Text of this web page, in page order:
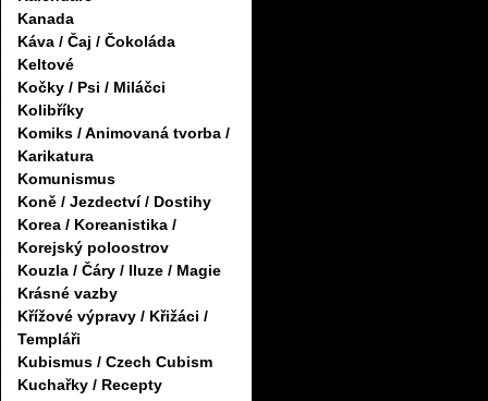
Kanada
Káva / Čaj / Čokoláda
Keltové
Kočky / Psi / Miláčci
Kolibříky
Komiks / Animovaná tvorba /
Karikatura
Komunismus
Koně / Jezdectví / Dostihy
Korea / Koreanistika /
Korejský poloostrov
Kouzla / Čáry / Iluze / Magie
Krásné vazby
Křížové výpravy / Křižáci /
Templáři
Kubismus / Czech Cubism
Kuchařky / Recepty